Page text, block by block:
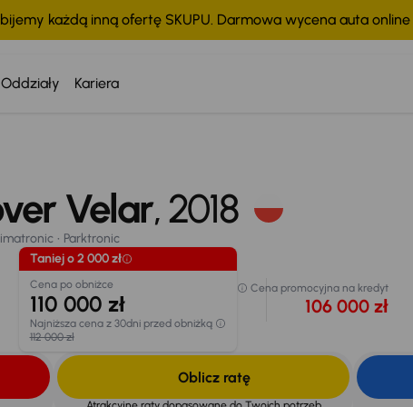
każdą inną ofertę SKUPU. Darmowa wycena auta online
Oddziały Kariera
Velar, 2018
Parktronic
Taniej o 2 000 zł
Cena po obniżce
110 000 zł
Najniższa cena z 30dni przed obniżką
112 000 zł
Cena promocyjna na kredyt
106 000 zł
Oblicz ratę
Najniższa cena z 30dni
przed obniżką
112 000 zł